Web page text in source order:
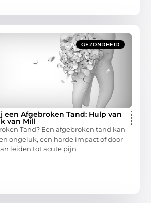
GEZONDHEID
een Afgebroken Tand: Hulp van
van Mill
Tand? Een afgebroken tand kan
ongeluk, een harde impact of door
leiden tot acute pijn